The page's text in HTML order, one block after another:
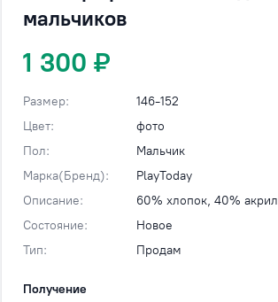
мальчиков
1 300 ₽
Размер:
146-152
Цвет:
фото
Пол:
Мальчик
Марка(Бренд):
PlayToday
Описание:
60% хлопок, 40% акрил
Состояние:
Новое
Тип:
Продам
Получение